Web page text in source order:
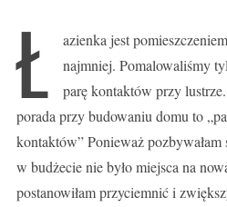
Ł
azienka jest
najmniej. Pomalowaliśmy
parę kontaktów przy
porada przy budowaniu domu to
kontaktów” Ponieważ
w budżecie nie było miejsca na
postanowiłam przyciemnić i